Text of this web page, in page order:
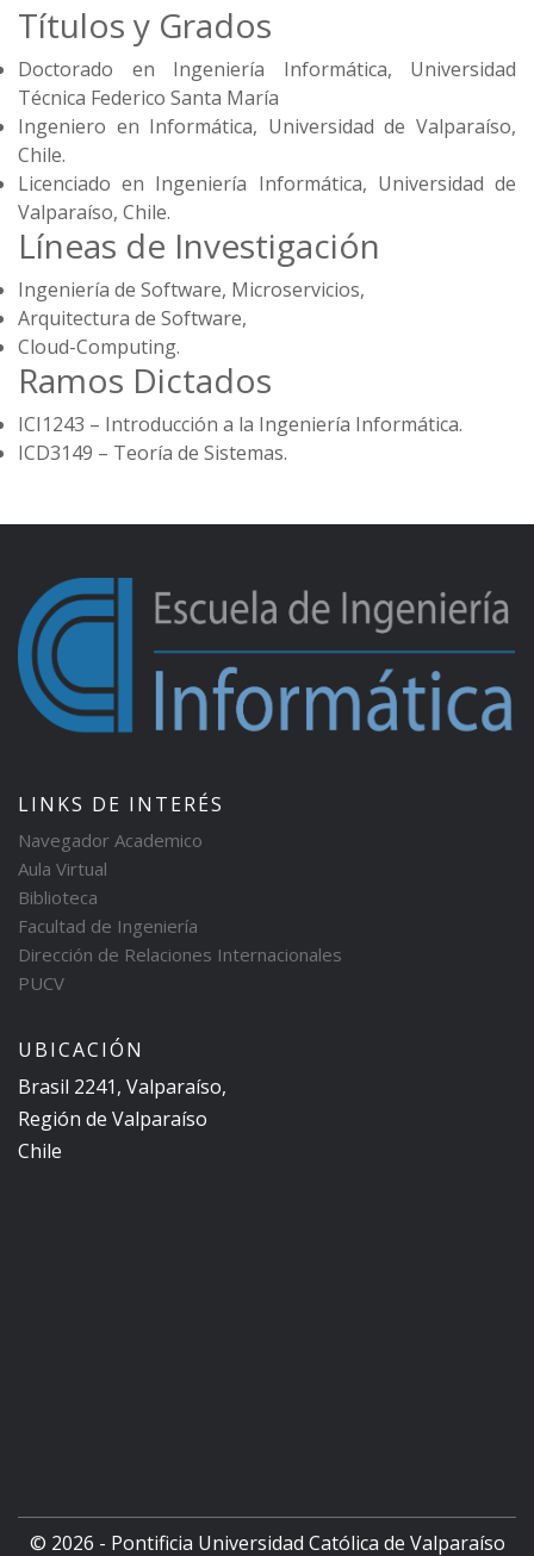
Títulos y Grados
Doctorado en Ingeniería Informática, Universidad
Técnica Federico Santa María
Ingeniero en Informática, Universidad de Valparaíso,
Chile.
Licenciado en Ingeniería Informática, Universidad de
Valparaíso, Chile.
Líneas de Investigación
Ingeniería de Software, Microservicios,
Arquitectura de Software,
Cloud-Computing.
Ramos Dictados
ICI1243 – Introducción a la Ingeniería Informática.
ICD3149 – Teoría de Sistemas.
LINKS DE INTERÉS
Navegador Academico
Aula Virtual
Biblioteca
Facultad de Ingeniería
Dirección de Relaciones Internacionales
PUCV
UBICACIÓN
Brasil 2241, Valparaíso,
Región de Valparaíso
Chile
© 2026 - Pontificia Universidad Católica de Valparaíso